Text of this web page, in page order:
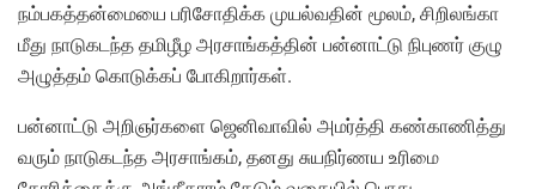
நம்பகத்தன்மையை பரிசோதிக்க முயல்வதின் மூலம், சிறிலங்கா
மீது நாடுகடந்த தமிழீழ அரசாங்கத்தின் பன்னாட்டு நிபுணர் குழு
அழுத்தம் கொடுக்கப் போகிறார்கள்.
பன்னாட்டு அறிஞர்களை ஜெனிவாவில் அமர்த்தி கண்காணித்து
வரும் நாடுகடந்த அரசாங்கம், தனது சுயநிர்ணய உரிமை